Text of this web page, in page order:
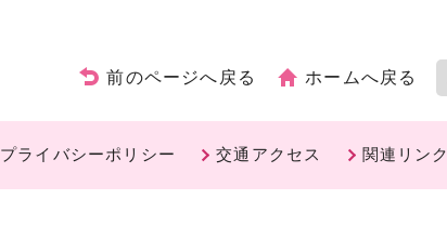
前のページへ戻る ホームへ戻る
プライバシーポリシー 交通アクセス 関連リンク